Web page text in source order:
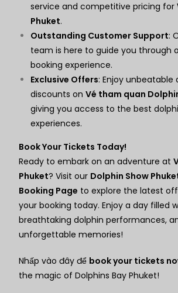
service and competitive pricing for
Phuket.
Outstanding Customer Support:
team is here to guide you through
booking experience.
Exclusive Offers: Enjoy unbeatable
discounts onVé tham quan
giving you access to the best
experiences.
Book Your Tickets Today!
Ready to embark on an adventure at
Phuket? Visit our Dolphin Show
Booking Page to explore the latest
your booking today. Enjoy a day filled
breathtaking dolphin performances,
unforgettable memories!
Nhấp vào đây để book your tickets
the magic of Dolphins Bay Phuket!